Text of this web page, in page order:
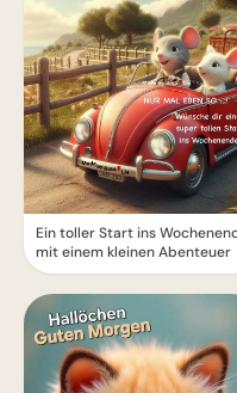
Ein toller Start ins
mit einem kleinen Abenteuer